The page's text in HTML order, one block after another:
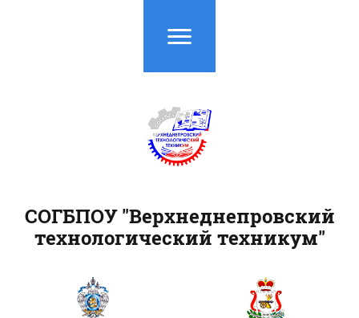
СОГБПОУ "Верхнеднепровский
технологический техникум"